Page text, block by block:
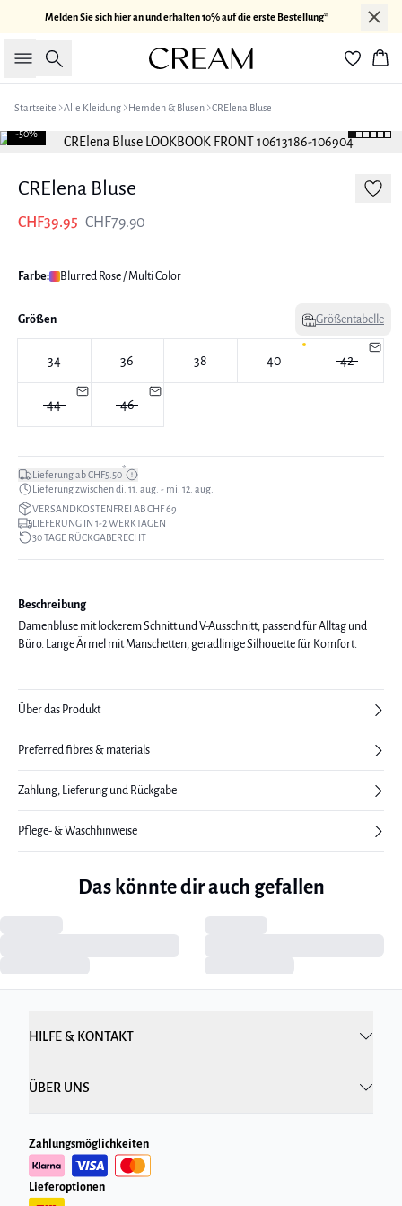
Melden Sie sich hier an und erhalten 10% auf die erste Bestellung*
Suche
Startseite Alle Kleidung Hemden & Blusen CRElena Bluse
-50%
CRElena Bluse
CHF39.95 CHF79.90
Farbe: Blurred Rose / Multi Color
Größen Größentabelle
34 36 38 40 42
44 46
Lieferung ab CHF5.50*
Lieferung zwischen di. 11. aug. - mi. 12. aug.
VERSANDKOSTENFREI AB CHF 69
LIEFERUNG IN 1-2 WERKTAGEN
30 TAGE RÜCKGABERECHT
Beschreibung
Damenbluse mit lockerem Schnitt und V-Ausschnitt, passend für Alltag und
Büro. Lange Ärmel mit Manschetten, geradlinige Silhouette für Komfort.
Über das Produkt
Preferred fibres & materials
Zahlung, Lieferung und Rückgabe
Pflege- & Waschhinweise
Das könnte dir auch gefallen
HILFE & KONTAKT
ÜBER UNS
Zahlungsmöglichkeiten
Lieferoptionen